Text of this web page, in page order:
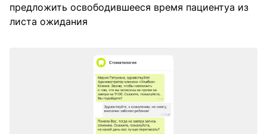
предложить освободившееся время пациентуа из
листа ожидания